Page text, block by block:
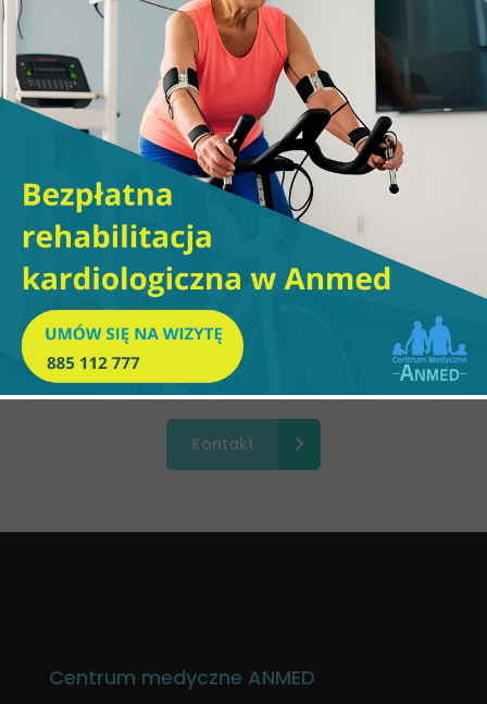
Fizjoterapeuta dziecięcy zajmuje się
wspieraniem rozwoju ruchowego dzieci
na wszystkich etapach rozwoju.
Sprawdza, czy ten rozwój jest
zaburzony i w jakim zakresie, a
następnie proponuje odpowiedni rodzaj
interwencji.
Zobacz więcej
Masz pytania? Skontaktuj się z naszą
recepcją.
Kontakt
Centrum medyczne ANMED